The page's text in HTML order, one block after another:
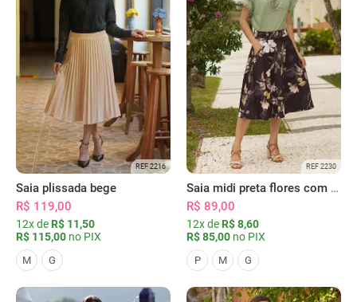
REF 2216
Saia plissada bege
R$ 119,00
12x de R$ 11,50
R$ 115,00 no PIX
M G
REF 2230
Saia midi preta flores com bolsos
R$ 89,00
12x de R$ 8,60
R$ 85,00 no PIX
P M G